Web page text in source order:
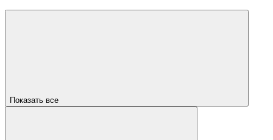
Показать все